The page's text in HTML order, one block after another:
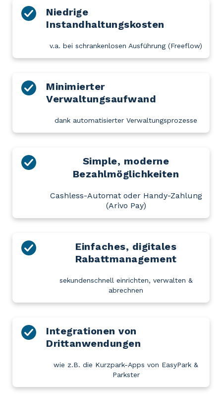
Niedrige
Instandhaltungskosten
v.a. bei schrankenlosen Ausführung (Freeflow)
Minimierter
Verwaltungsaufwand
dank automatisierter Verwaltungsprozesse
Simple, moderne
Bezahlmöglichkeiten
Cashless-Automat oder Handy-Zahlung
(Arivo Pay)
Einfaches, digitales
Rabattmanagement
sekundenschnell einrichten, verwalten &
abrechnen
Integrationen von
Drittanwendungen
wie z.B. die Kurzpark-Apps von EasyPark &
Parkster